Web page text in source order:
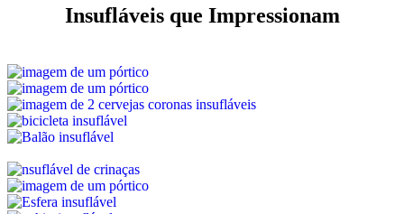
Insufláveis que Impressionam